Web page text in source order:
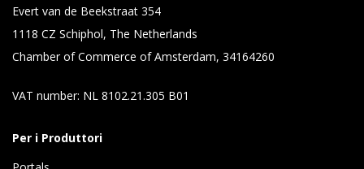
Evert van de Beekstraat 354
1118 CZ Schiphol, The Netherlands
Chamber of Commerce of Amsterdam, 34164260
VAT number: NL 8102.21.305 B01
Per i Produttori